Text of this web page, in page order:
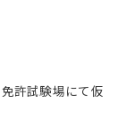
許試験場にて仮